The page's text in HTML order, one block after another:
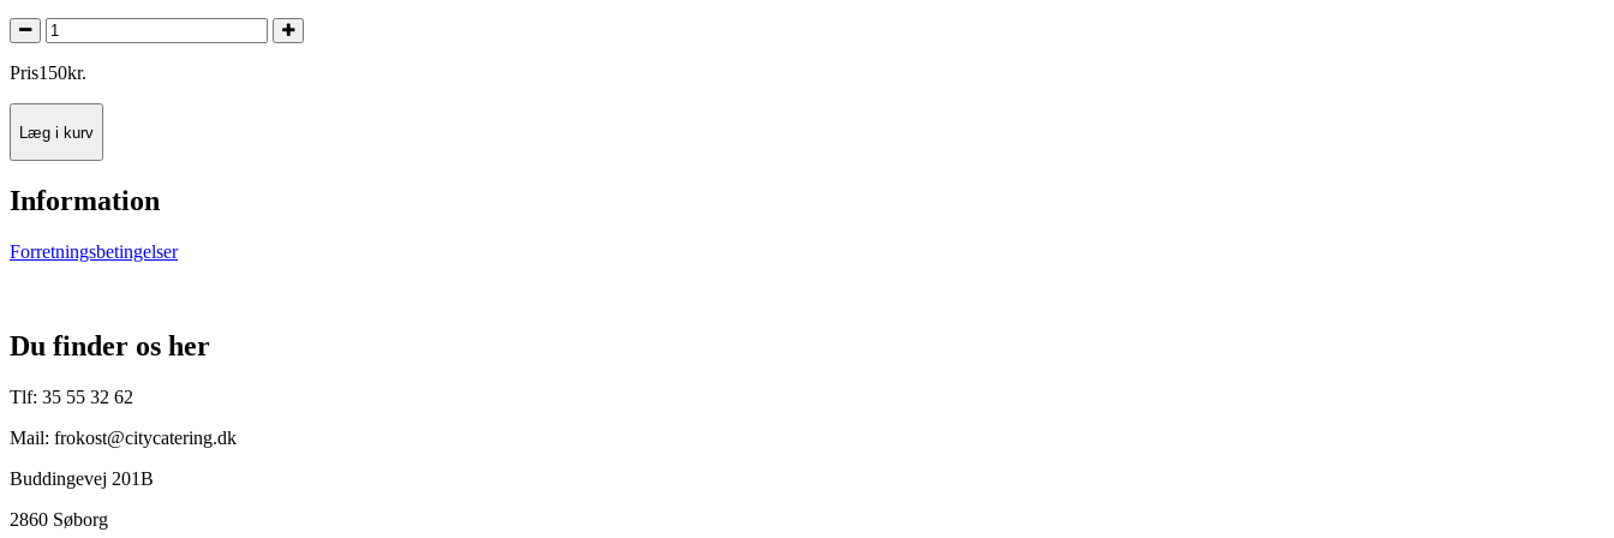
Pris150kr.
Læg i kurv
Information
Forretningsbetingelser
Du finder os her
Tlf: 35 55 32 62
Mail: frokost@citycatering.dk
Buddingevej 201B
2860 Søborg